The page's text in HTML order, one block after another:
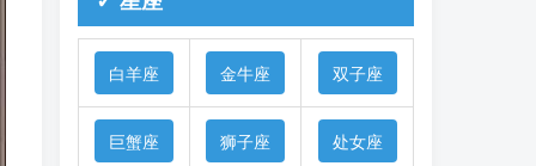
白羊座 金牛座 双子座
巨蟹座 狮子座 处女座